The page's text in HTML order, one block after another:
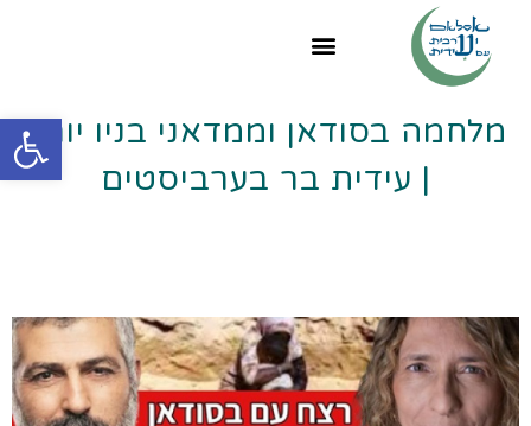
מלחמה בסודאן וממדאני בניו יורק
| עידית בר בערביסטים